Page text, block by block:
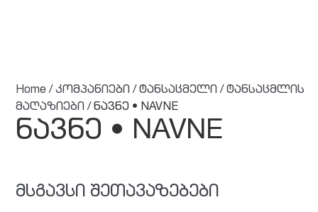
Home /კომპანიები /ტანსაცმელი /ტანსაცმლის
მაღაზიები / ნავნე • NAVNE
ნავნე • NAVNE
მსგავსი შეთავაზებები